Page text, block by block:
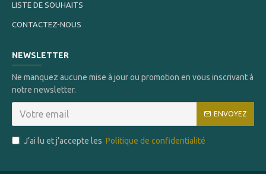
LISTE DE SOUHAITS
CONTACTEZ-NOUS
NEWSLETTER
Ne manquez aucune mise à jour ou promotion en vous inscrivant à
notre newsletter.
ENVOYEZ
J’ai lu et j’accepte les Politique de confidentialité